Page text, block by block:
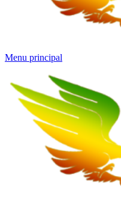
Menu principal